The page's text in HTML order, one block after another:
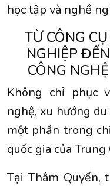
học tập và nghề
TỪ CÔNG
NGHIỆP
CÔNG
Không chỉ phục
nghệ, xu hướng
một phần trong
quốc gia của Trung
Tại Thâm Quyến,